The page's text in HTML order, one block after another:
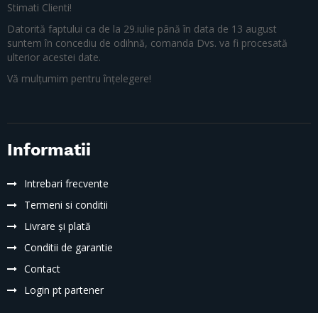
Stimati Clienti!
Datorită faptului ca de la 29.iulie până în data de 13 august
suntem în concediu de odihnă, comanda Dvs. va fi procesată
ulterior acestei date.
Vă mulțumim pentru înțelegere!
Informatii
Intrebari frecvente
Termeni si conditii
Livrare și plată
Conditii de garantie
Contact
Login pt partener